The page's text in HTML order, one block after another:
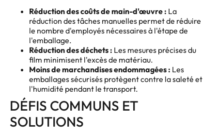
Réduction des coûts de main-d'œuvre : La
réduction des tâches manuelles permet de réduire
le nombre d'employés nécessaires à l'étape de
l'emballage.
Réduction des déchets : Les mesures précises du
film minimisent l'excès de matériau.
Moins de marchandises endommagées : Les
emballages sécurisés protègent contre la saleté et
l'humidité pendant le transport.
DÉFIS COMMUNS ET
SOLUTIONS